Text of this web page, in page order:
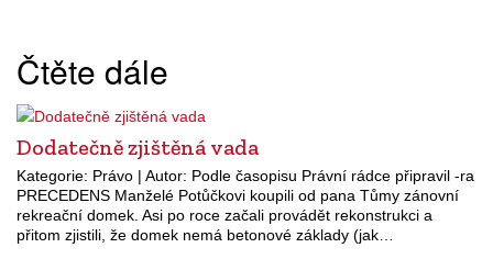
Čtěte dále
Dodatečně zjištěná vada
Kategorie: Právo | Autor: Podle časopisu Právní rádce připravil -ra
PRECEDENS Manželé Potůčkovi koupili od pana Tůmy zánovní
rekreační domek. Asi po roce začali provádět rekonstrukci a
přitom zjistili, že domek nemá betonové základy (jak…